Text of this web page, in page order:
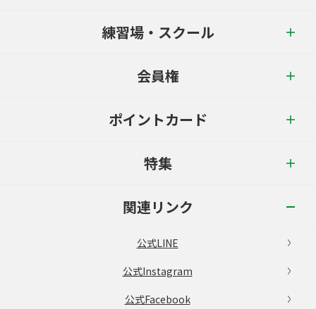
練習場・スクール
会員権
ポイントカード
特集
関連リンク
公式LINE
公式Instagram
公式Facebook